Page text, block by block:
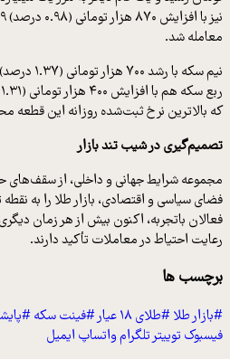
معامله شد.
که بالاترین نرخ ثبت‌شده روزانه این
تصمیم‌گیری در شیب تند بازار
مجموعه شرایط جهانی و داخلی، از سقف‌های
فضای سیاسی و اقتصادی، بازار طلا را به
فعالان باتجربه، اکنون بیش از هر زمان
رعایت احتیاط در معاملات تأکید دارند.
برچسب ها
#بازار طلا#طلای ۱۸ عیار #فینت سکه
فیسبوک توییترتلگرامواتساپ ایمیل